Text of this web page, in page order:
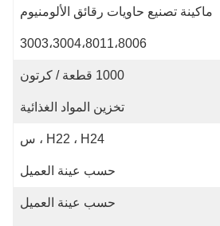
ماكينة تصنيع حاويات رقائق الألومنيوم
3003،3004،8011،8006
1000 قطعة / كرتون
تخزين المواد الغذائية
H22 ، H24 ، س
حسب عينة العميل
حسب عينة العميل